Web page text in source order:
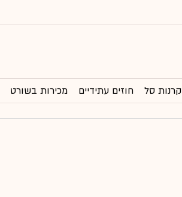
קרנות סל חוזים עתידיים מכירות בשורט